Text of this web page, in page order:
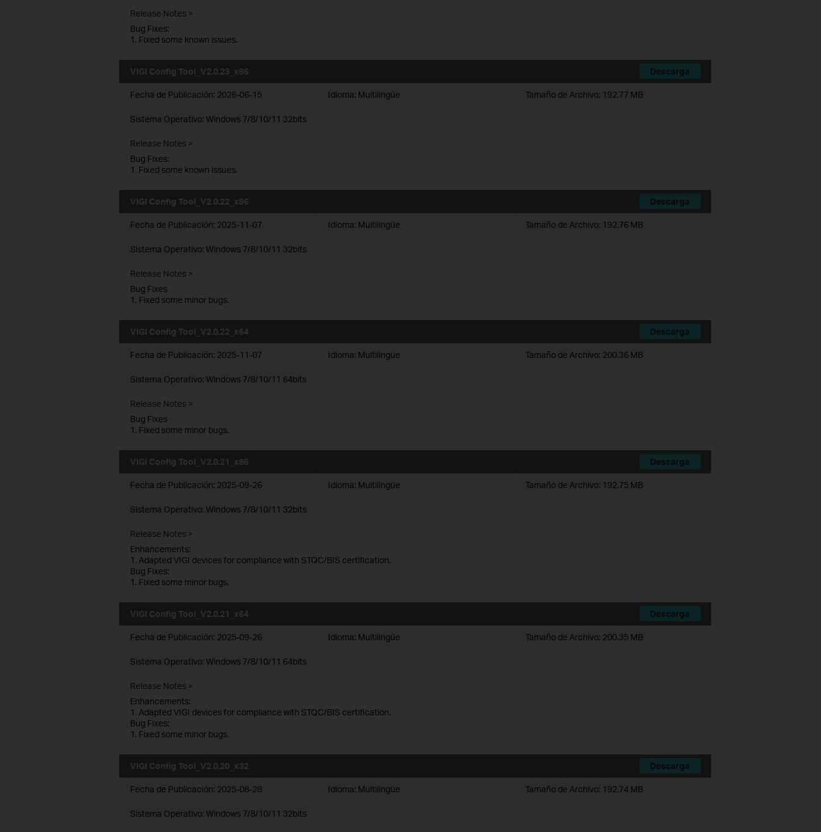
Release Notes >
Bug Fixes:
1. Fixed some known issues.
VIGI Config Tool_V2.0.23_x86 Descarga
Fecha de Publicación: 2026-06-15 Idioma: Multilingüe Tamaño de Archivo: 192.77 MB
Sistema Operativo: Windows 7/8/10/11 32bits
Release Notes >
Bug Fixes:
1. Fixed some known issues.
VIGI Config Tool_V2.0.22_x86 Descarga
Fecha de Publicación: 2025-11-07 Idioma: Multilingüe Tamaño de Archivo: 192.76 MB
Sistema Operativo: Windows 7/8/10/11 32bits
Release Notes >
Bug Fixes
1. Fixed some minor bugs.
VIGI Config Tool_V2.0.22_x64 Descarga
Fecha de Publicación: 2025-11-07 Idioma: Multilingüe Tamaño de Archivo: 200.36 MB
Sistema Operativo: Windows 7/8/10/11 64bits
Release Notes >
Bug Fixes
1. Fixed some minor bugs.
VIGI Config Tool_V2.0.21_x86 Descarga
Fecha de Publicación: 2025-09-26 Idioma: Multilingüe Tamaño de Archivo: 192.75 MB
Sistema Operativo: Windows 7/8/10/11 32bits
Release Notes >
Enhancements:
1. Adapted VIGI devices for compliance with STQC/BIS certification.
Bug Fixes:
1. Fixed some minor bugs.
VIGI Config Tool_V2.0.21_x64 Descarga
Fecha de Publicación: 2025-09-26 Idioma: Multilingüe Tamaño de Archivo: 200.35 MB
Sistema Operativo: Windows 7/8/10/11 64bits
Release Notes >
Enhancements:
1. Adapted VIGI devices for compliance with STQC/BIS certification.
Bug Fixes:
1. Fixed some minor bugs.
VIGI Config Tool_V2.0.20_x32 Descarga
Fecha de Publicación: 2025-08-28 Idioma: Multilingüe Tamaño de Archivo: 192.74 MB
Sistema Operativo: Windows 7/8/10/11 32bits